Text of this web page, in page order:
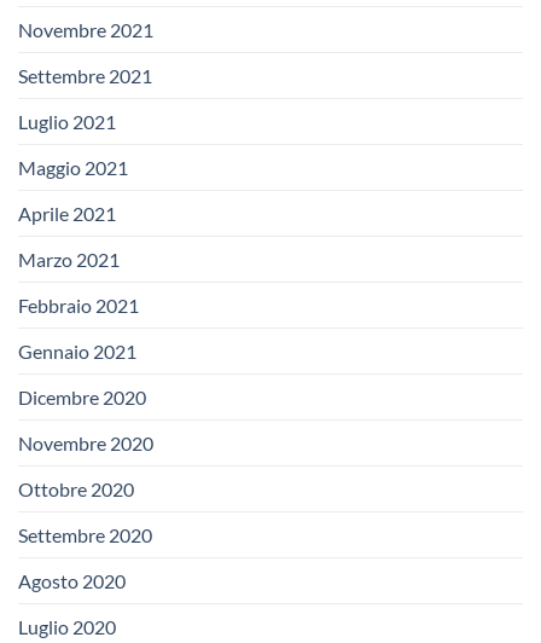
Novembre 2021
Settembre 2021
Luglio 2021
Maggio 2021
Aprile 2021
Marzo 2021
Febbraio 2021
Gennaio 2021
Dicembre 2020
Novembre 2020
Ottobre 2020
Settembre 2020
Agosto 2020
Luglio 2020